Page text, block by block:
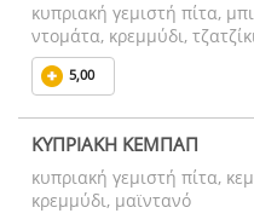
κυπριακή γεμιστή πίτα,
ντομάτα, κρεμμύδι,
5,00
ΚΥΠΡΙΑΚΗ ΚΕΜΠΑΠ
κυπριακή γεμιστή πίτα,
κρεμμύδι, μαϊντανό